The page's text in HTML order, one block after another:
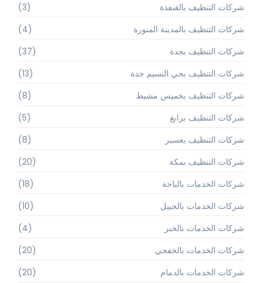
شركات التنظيف بالقنفذة
(3)
شركات التنظيف بالمدينة المنورة
(4)
شركات التنظيف بجدة
(37)
شركات التنظيف بحي النسيم جدة
(13)
شركات التنظيف بخميس مشيط
(8)
شركات التنظيف برابغ
(5)
شركات التنظيف بعسير
(8)
شركات التنظيف بمكة
(20)
شركات الخدمات بالباحة
(18)
شركات الخدمات بالجبيل
(10)
شركات الخدمات بالخبر
(4)
شركات الخدمات بالخفجي
(20)
شركات الخدمات بالدمام
(20)